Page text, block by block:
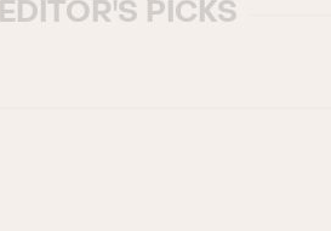
EDITOR'S PICKS